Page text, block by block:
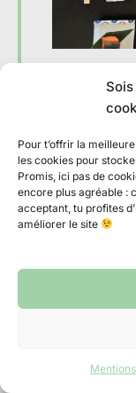
Pour t’offrir la
les cookies pour
Promis, ici pas de
encore plus agréable :
acceptant, tu profites
améliorer le site
Manger